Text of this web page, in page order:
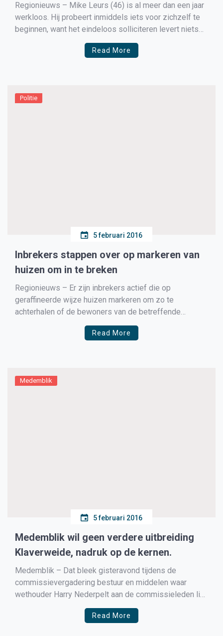
Regionieuws – Mike Leurs (46) is al meer dan een jaar
werkloos. Hij probeert inmiddels iets voor zichzelf te
beginnen, want het eindeloos solliciteren levert niets
op. Om steun bij collega-werklozen te zoeken heeft hij
de Facebookpagina Westfries Werklozen Collectief
Read More
Politie
5 februari 2016
Inbrekers stappen over op markeren van
huizen om in te breken
Regionieuws – Er zijn inbrekers actief die op
geraffineerde wijze huizen markeren om zo te
achterhalen of de bewoners van de betreffende
woningen langere tijd afwezig zijn. Dit gebeurde
onlangs in Zwaag. Dat meldt de politie Hoorn
Read More
Medemblik
5 februari 2016
Medemblik wil geen verdere uitbreiding
Klaverweide, nadruk op de kernen.
Medemblik – Dat bleek gisteravond tijdens de
commissievergadering bestuur en middelen waar
wethouder Harry Nederpelt aan de commissieleden liet
weten dat het bestemmingsplan wordt gehandhaafd en
een uitbreiding van Klaverweide niet aan de orde is.
Read More